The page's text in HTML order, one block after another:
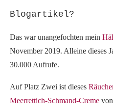
Blogartikel?
Das war unangefochten mein
November 2019. Alleine dieses
30.000 Aufrufe.
Auf Platz Zwei ist dieses
Meerrettich-Schmand-Creme